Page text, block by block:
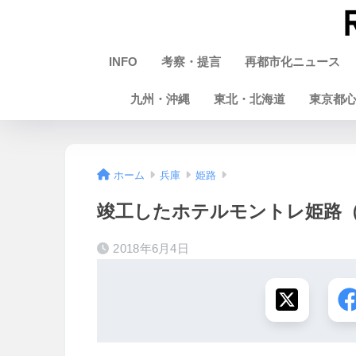
INFO 考察・提言 再都市化ニュース
九州・沖縄 東北・北海道 東京都心
ホーム 兵庫 姫路
竣工したホテルモントレ姫路
2018年6月4日